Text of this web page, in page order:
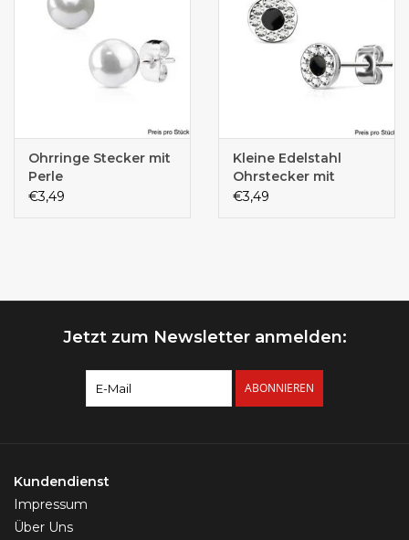
Ohrringe Stecker mit
Perle
€3,49
Kleine Edelstahl
Ohrstecker mit
Steinchen
€3,49
Jetzt zum Newsletter anmelden:
ABONNIEREN
Kundendienst
Impressum
Über Uns